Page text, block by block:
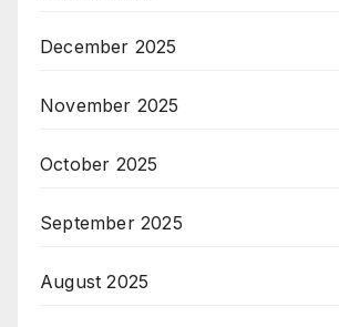
December 2025
November 2025
October 2025
September 2025
August 2025